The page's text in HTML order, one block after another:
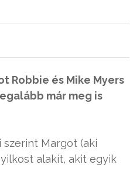
Robbie és Mike Myers
már meg is
szerint Margot (aki
alakít, akit egyik